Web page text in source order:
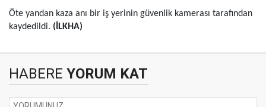
Öte yandan kaza anı bir iş yerinin güvenlik kamerası tarafından
kaydedildi. (İLKHA)
HABERE YORUM KAT